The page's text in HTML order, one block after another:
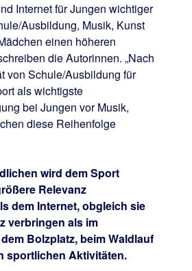
Internet für Jungen wichtiger
Ausbildung, Musik, Kunst
einen höheren
die Autorinnen. „Nach
von Schule/Ausbildung für
als wichtigste
bei Jungen vor Musik,
diese Reihenfolge
wird dem Sport
Relevanz
dem Internet, obgleich sie
verbringen als im
Bolzplatz, beim Waldlauf
sportlichen Aktivitäten.